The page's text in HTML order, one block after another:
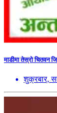
माडीमा तेस्रो चितवन
शुक्रबार,